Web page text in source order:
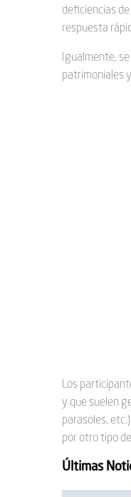
deficiencias
respuesta
Igualmente,
patrimoniales
Los
y que suelen
parasoles,
por otro tipo
Últimas